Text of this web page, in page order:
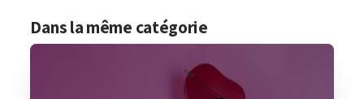
Dans la même catégorie